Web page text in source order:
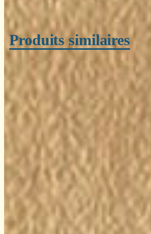
Produits similaires